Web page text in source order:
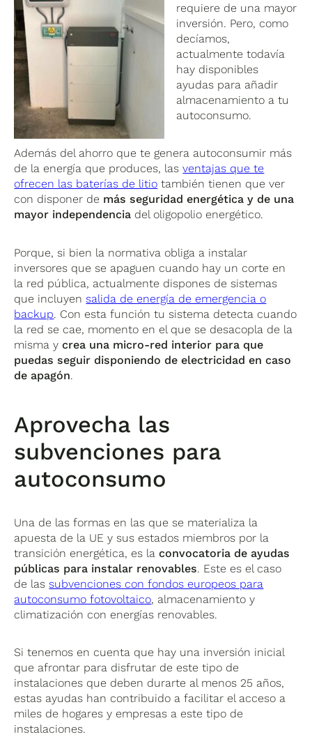
requiere de una mayor
inversión. Pero, como
decíamos,
actualmente todavía
hay disponibles
ayudas para añadir
almacenamiento a tu
autoconsumo.
Además del ahorro que te genera autoconsumir más
de la energía que produces, lasventajas que te
ofrecen las baterías de litio también tienen que ver
con disponer de más seguridad energética y de una
mayor independencia del oligopolio energético.
Porque, si bien la normativa obliga a instalar
inversores que se apaguen cuando hay un corte en
la red pública, actualmente dispones de sistemas
que incluyensalida de energía de emergencia o
backup. Con esta función tu sistema detecta cuando
la red se cae, momento en el que se desacopla de la
misma ycrea una micro-red interior para que
puedas seguir disponiendo de electricidad en caso
de apagón.
Aprovecha las
subvenciones para
autoconsumo
Una de las formas en las que se materializa la
apuesta de la UE y sus estados miembros por la
transición energética, es laconvocatoria de ayudas
públicas para instalar renovables. Este es el caso
de lassubvenciones con fondos europeos para
autoconsumo fotovoltaico, almacenamiento y
climatización con energías renovables.
Si tenemos en cuenta que hay una inversión inicial
que afrontar para disfrutar de este tipo de
instalaciones que deben durarte al menos 25 años,
estas ayudas han contribuido a facilitar el acceso a
miles de hogares y empresas a este tipo de
instalaciones.